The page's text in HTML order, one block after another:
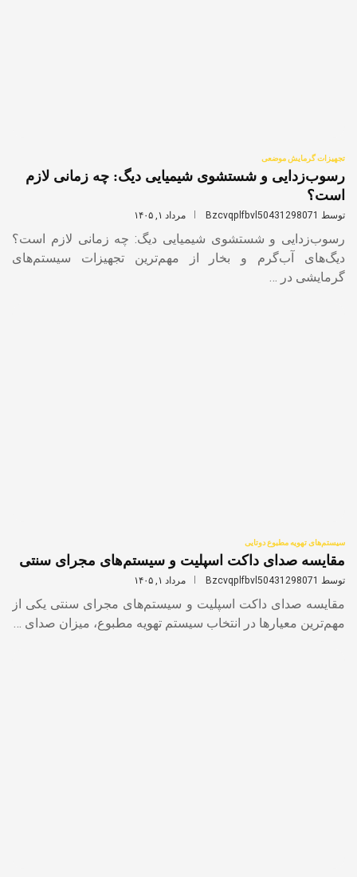
تجهیزات گرمایش موضعی
رسوب‌زدایی و شستشوی شیمیایی دیگ: چه زمانی لازم
است؟
توسط Bzcvqplfbvl50431298071 مرداد ۱, ۱۴۰۵
رسوب‌زدایی و شستشوی شیمیایی دیگ: چه زمانی لازم است؟
دیگ‌های آب‌گرم و بخار از مهم‌ترین تجهیزات سیستم‌های
گرمایشی در …
سیستم‌های تهویه مطبوع دوتایی
مقایسه صدای داکت اسپلیت و سیستم‌های مجرای سنتی
توسط Bzcvqplfbvl50431298071 مرداد ۱, ۱۴۰۵
مقایسه صدای داکت اسپلیت و سیستم‌های مجرای سنتی یکی از
مهم‌ترین معیارها در انتخاب سیستم تهویه مطبوع، میزان صدای …